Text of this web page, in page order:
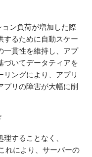
ン負荷が増加した際
するために自動スケー
一貫性を維持し、アプ
づいてデータティアを
リングにより、アプリ
プリの障害が大幅に削
することなく、
れにより、サーバーの